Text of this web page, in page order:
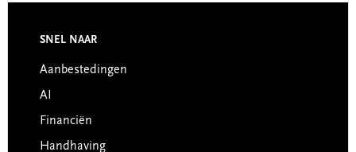
Footer
SNEL NAAR
Aanbestedingen
AI
Financiën
Handhaving